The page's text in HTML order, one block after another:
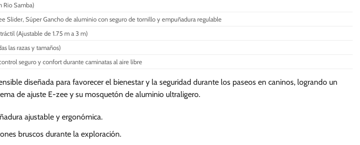
opciones
se
en
opciones
la
de
Rio Samba)
Slider, Súper Gancho de aluminio con seguro de tornillo y empuñadura regulable
(Ajustable de 1.75 m a 3 m)
las razas y tamaños)
seguro y confort durante caminatas al aire libre
diseñada para favorecer el bienestar y la seguridad durante los paseos en caninos, logrando un
de ajuste E-zee y su mosquetón de aluminio ultraligero.
ajustable y ergonómica.
bruscos durante la exploración.